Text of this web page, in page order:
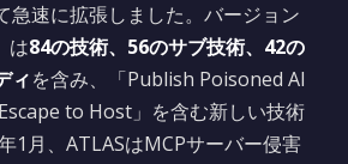
速に拡張しました。バージョン
は84の技術、56のサブ技術、42の
ィを含み、「Publish Poisoned AI
to Host」を含む新しい技術
1月、ATLASはMCPサーバー侵害